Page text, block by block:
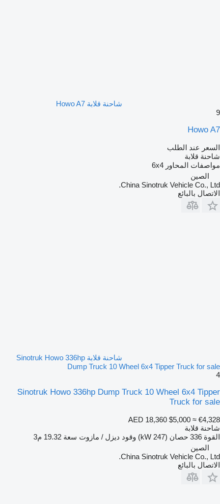
شاحنة قلابة Howo A7
9
Howo A7
السعر عند الطلب
شاحنة قلابة
مواصفات المحاور 6x4
الصين
China Sinotruk Vehicle Co., Ltd.
الاتصال بالبائع
شاحنة قلابة Sinotruk Howo 336hp
Dump Truck 10 Wheel 6x4 Tipper Truck for sale
4
Sinotruk Howo 336hp Dump Truck 10 Wheel 6x4 Tipper
Truck for sale
AED 18,360 $5,000 ≈ €4,328
شاحنة قلابة
القوة 336 حصان (247 kW) وقود ديزل / مازوت سعة 19.32 م3
الصين
China Sinotruk Vehicle Co., Ltd.
الاتصال بالبائع